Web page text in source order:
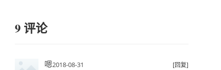
9 评论
嗯2018-08-31 [回复]